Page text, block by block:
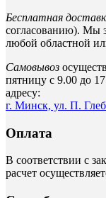
Бесплатная
согласованию). Мы
любой областной
Самовывоз
пятницу с 9.00 до
адресу:
г. Минск, ул. П.
Оплата
В соответствии с
расчет